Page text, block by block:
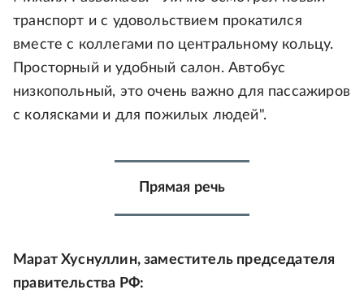
транспорт и с удовольствием прокатился
вместе с коллегами по центральному кольцу.
Просторный и удобный салон. Автобус
низкопольный, это очень важно для пассажиров
с колясками и для пожилых людей".
Прямая речь
Марат Хуснуллин, заместитель председателя
правительства РФ: